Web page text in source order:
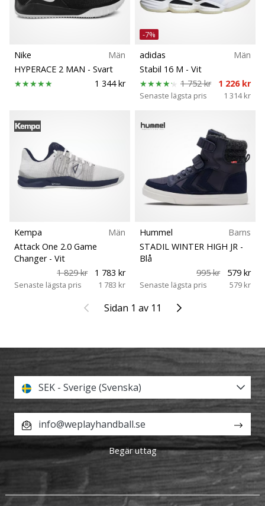
Nike
Män
HYPERACE 2 MAN - Svart
1 344 kr
-7%
adidas
Män
Stabil 16 M - Vit
1 752 kr
1 226 kr
Senaste lägsta pris 1 314 kr
Kempa
Män
Attack One 2.0 Game
Changer - Vit
1 829 kr
1 783 kr
Senaste lägsta pris 1 783 kr
Hummel
Barns
STADIL WINTER HIGH JR -
Blå
995 kr
579 kr
Senaste lägsta pris 579 kr
Föregående
Sidan 1 av 11 Nästa
SEK - Sverige (Svenska)
info@weplayhandball.se
Begär uttag